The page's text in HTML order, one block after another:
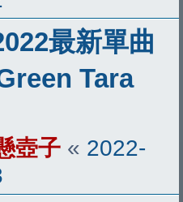
最新單曲
Tara
壺子 « 2022-